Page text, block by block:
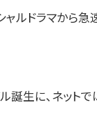
ルドラマから急
誕生に、ネットで